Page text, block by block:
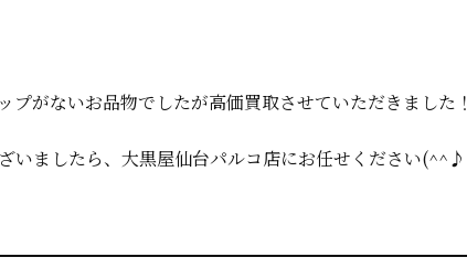
プがないお品物でしたが高価買取させていただきました！
いましたら、大黒屋仙台パルコ店にお任せください(^^♪